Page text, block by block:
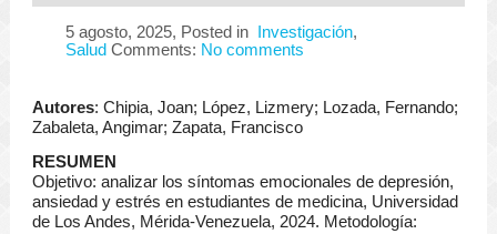
5 agosto, 2025, Posted in Investigación,
Salud Comments: No comments
Autores: Chipia, Joan; López, Lizmery; Lozada, Fernando;
Zabaleta, Angimar; Zapata, Francisco
RESUMEN
Objetivo: analizar los síntomas emocionales de depresión,
ansiedad y estrés en estudiantes de medicina, Universidad
de Los Andes, Mérida-Venezuela, 2024. Metodología: